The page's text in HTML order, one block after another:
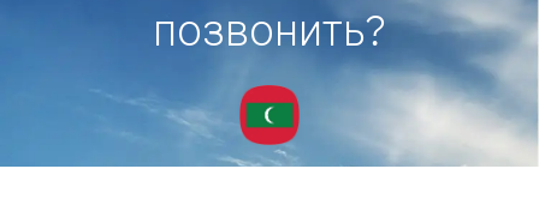
позвонить?